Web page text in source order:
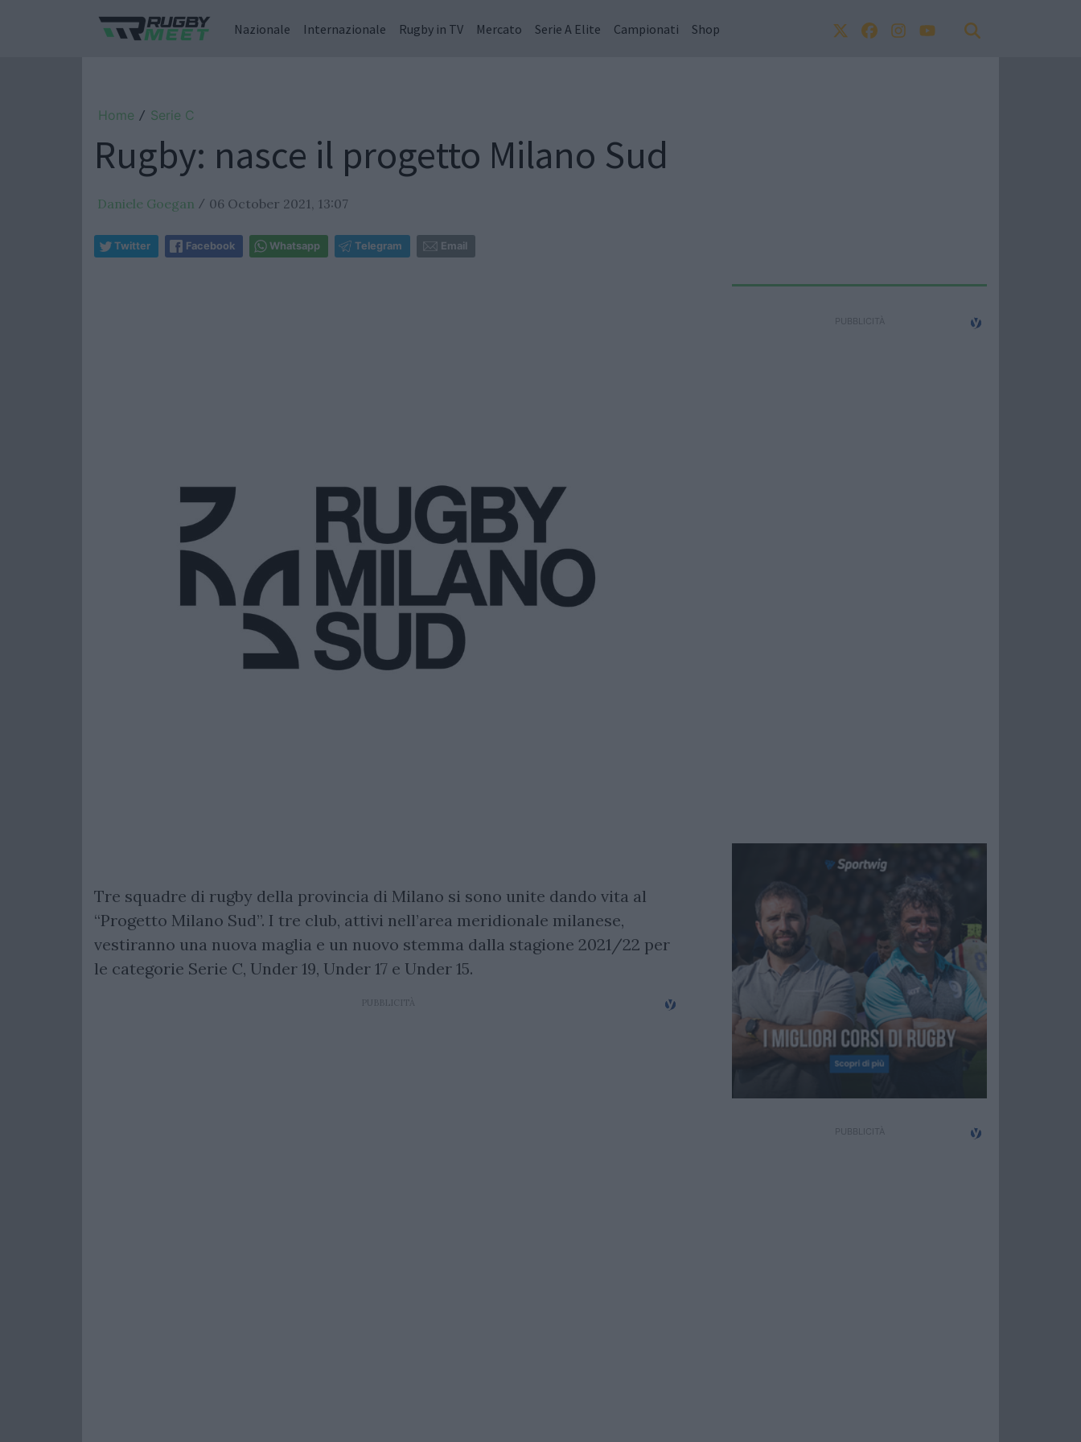
Nazionale Internazionale Rugby in TV Mercato Serie A Elite Campionati Shop
Home / Serie C
Rugby: nasce il progetto Milano Sud
Daniele Goegan / 06 October 2021, 13:07
Twitter Facebook Whatsapp Telegram Email
Tre squadre di rugby della provincia di Milano si sono unite dando vita al
“Progetto Milano Sud”. I tre club, attivi nell’area meridionale milanese,
vestiranno una nuova maglia e un nuovo stemma dalla stagione 2021/22 per
le categorie Serie C, Under 19, Under 17 e Under 15.